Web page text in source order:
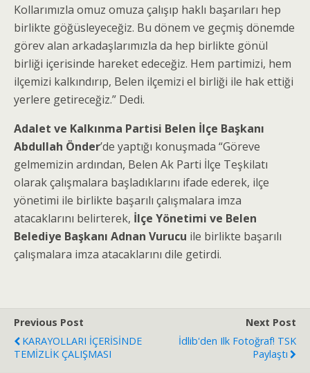
Kollarımızla omuz omuza çalışıp haklı başarıları hep
birlikte göğüsleyeceğiz. Bu dönem ve geçmiş dönemde
görev alan arkadaşlarımızla da hep birlikte gönül
birliği içerisinde hareket edeceğiz. Hem partimizi, hem
ilçemizi kalkındırıp, Belen ilçemizi el birliği ile hak ettiği
yerlere getireceğiz.” Dedi.
Adalet ve Kalkınma Partisi Belen İlçe Başkanı
Abdullah Önder’de yaptığı konuşmada “Göreve
gelmemizin ardından, Belen Ak Parti İlçe Teşkilatı
olarak çalışmalara başladıklarını ifade ederek, ilçe
yönetimi ile birlikte başarılı çalışmalara imza
atacaklarını belirterek, İlçe Yönetimi ve Belen
Belediye Başkanı Adnan Vurucu ile birlikte başarılı
çalışmalara imza atacaklarını dile getirdi.
Previous Post
KARAYOLLARI İÇERİSİNDE
TEMİZLİK ÇALIŞMASI
Next Post
İdlib'den Ilk Fotoğraf! TSK
Paylaştı